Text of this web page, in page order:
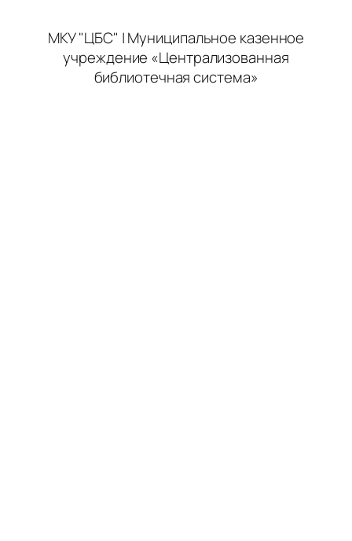
МКУ "ЦБС" | Муниципальное казенное
учреждение «Централизованная
библиотечная система»